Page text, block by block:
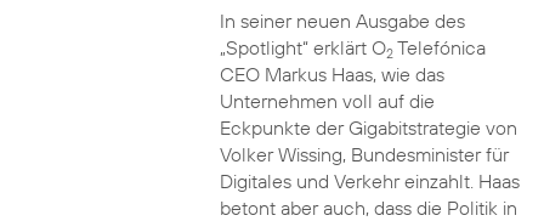
In seiner neuen Ausgabe des
„Spotlight“ erklärt O2Telefónica
CEO Markus Haas, wie das
Unternehmen voll auf die
Eckpunkte der Gigabitstrategie von
Volker Wissing, Bundesminister für
Digitales und Verkehr einzahlt. Haas
betont aber auch, dass die Politik in